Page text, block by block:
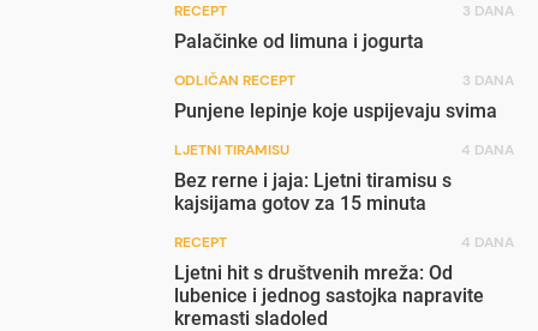
RECEPT 3 DANA
Palačinke od limuna i jogurta
ODLIČAN RECEPT 3 DANA
Punjene lepinje koje uspijevaju svima
LJETNI TIRAMISU 4 DANA
Bez rerne i jaja: Ljetni tiramisu s
kajsijama gotov za 15 minuta
RECEPT 4 DANA
Ljetni hit s društvenih mreža: Od
lubenice i jednog sastojka napravite
kremasti sladoled